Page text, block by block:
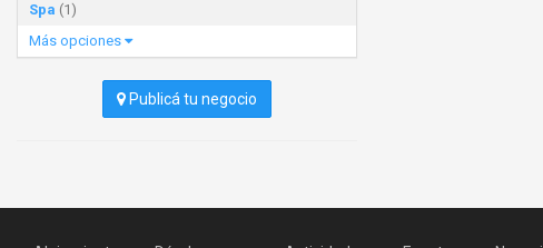
Spa (1)
Más opciones
Publicá tu negocio